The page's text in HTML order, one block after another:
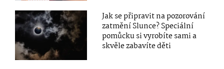
Jak se připravit na pozorování
zatmění Slunce? Speciální
pomůcku si vyrobíte sami a
skvěle zabavíte děti